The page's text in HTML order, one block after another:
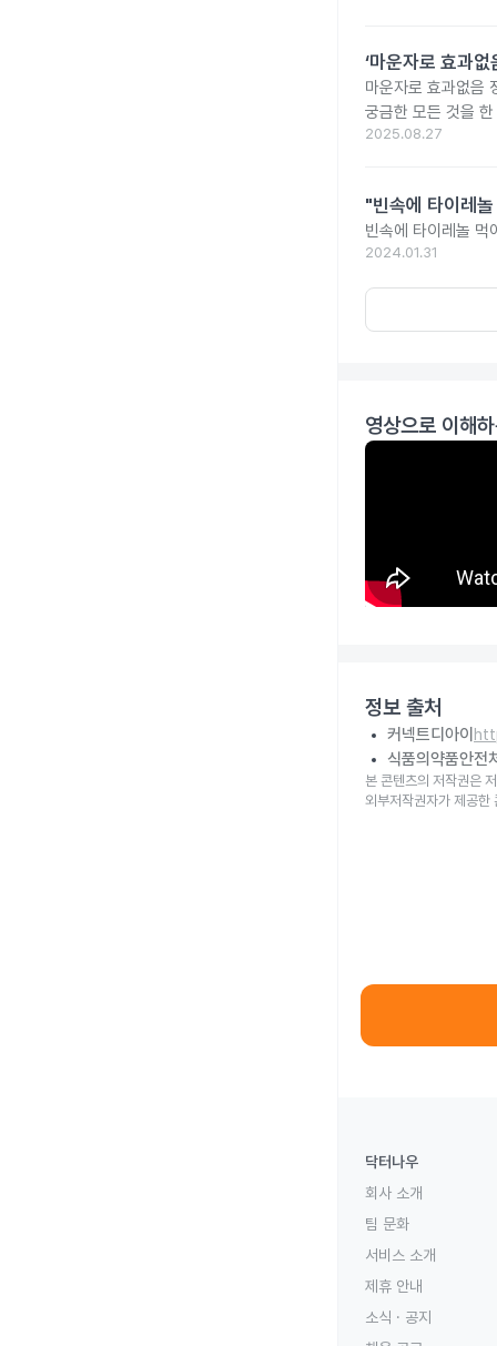
‘마운자로 효과
마운자로 효과없음
궁금한 모든 것을
2025.08.27
"빈속에 타이레
빈속에 타이레놀 먹
2024.01.31
영상으로 이해
정보 출처
커넥트디아이
식품의약품안전
본 콘텐츠의 저작권은
외부저작권자가 제공한
닥터나우
회사 소개
팀 문화
서비스 소개
제휴 안내
소식 · 공지